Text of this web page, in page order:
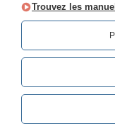
Trouvez les